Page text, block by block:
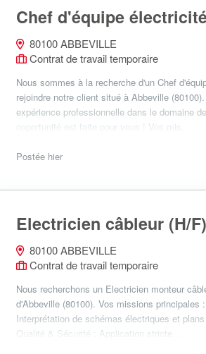
Chef d'équipe
80100 ABBEVILLE
Contrat de travail temporaire
Nous sommes à la recherche d'un Chef
rejoindre notre client situé à Abbeville
expérience professionnelle dans le domaine
opportunité est faite pour vous ! Vos mis...
Postée hier
Electricien câbleur (H/F)
80100 ABBEVILLE
Contrat de travail temporaire
Nous recherchons un Electricien monteur
d'Abbeville (80100). Vos missions principales
Interprétation de schémas électriques et
Qualité & Sécurité : Application stricte...